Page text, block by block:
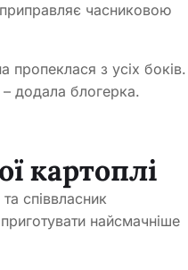
часниковою
з усіх боків.
– додала блогерка.
картоплі
співвласник
найсмачніше